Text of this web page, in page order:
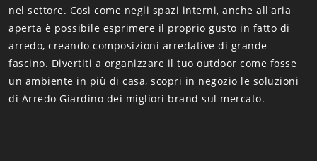
nel settore. Così come negli spazi interni, anche all'aria
aperta è possibile esprimere il proprio gusto in fatto di
arredo, creando composizioni arredative di grande
fascino. Divertiti a organizzare il tuo outdoor come fosse
un ambiente in più di casa, scopri in negozio le soluzioni
di Arredo Giardino dei migliori brand sul mercato.